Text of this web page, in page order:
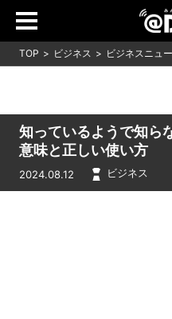
TOP ビジネス ビジネスニュ
知っているようで知ら
意味と正しい使い方
2024.08.12 ビジネス